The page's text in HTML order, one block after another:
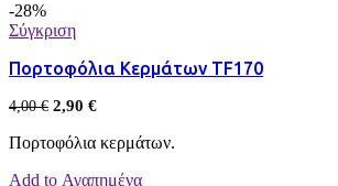
-28%
Σύγκριση
Πορτοφόλια Κερμάτων TF170
4,00€ 2,90 €
Πορτοφόλια κερμάτων.
Add to Αγαπημένα